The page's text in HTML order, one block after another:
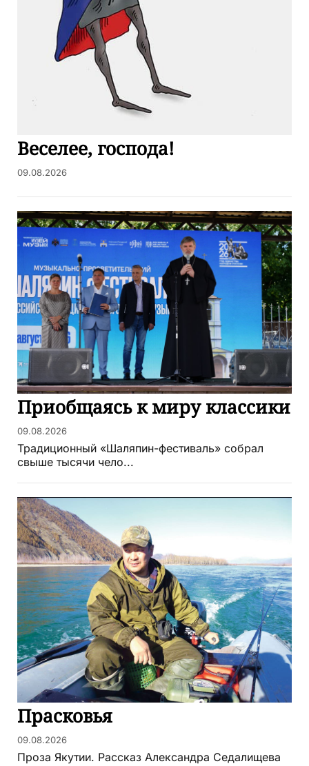
Веселее, господа!
09.08.2026
Приобщаясь к миру классики
09.08.2026
Традиционный «Шаляпин-фестиваль» собрал
свыше тысячи чело...
Прасковья
09.08.2026
Проза Якутии. Рассказ Александра Седалищева